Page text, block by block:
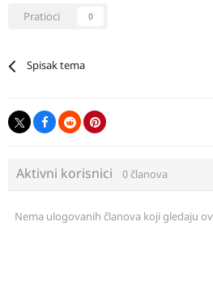
Pratioci 0
Spisak tema
Aktivni korisnici 0 članova
Nema ulogovanih članova koji gledaju